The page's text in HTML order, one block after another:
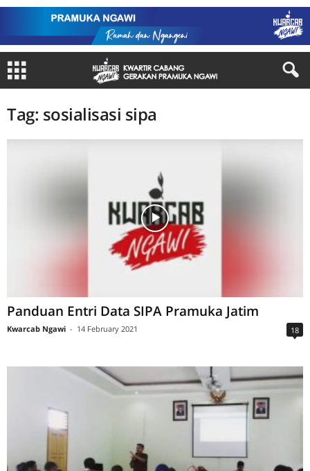
Tag: sosialisasi sipa
Panduan Entri Data SIPA Pramuka Jatim
Kwarcab Ngawi - 14 February 2021 18